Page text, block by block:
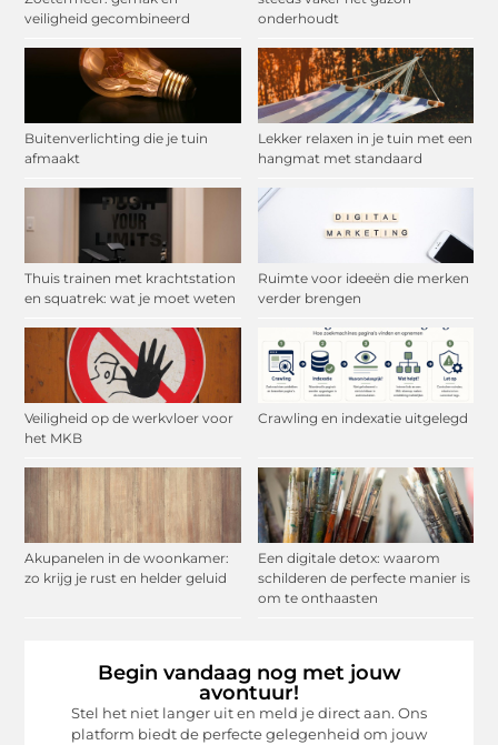
veiligheid gecombineerd
onderhoudt
Buitenverlichting die je tuin
afmaakt
Lekker relaxen in je tuin met een
hangmat met standaard
Thuis trainen met krachtstation
en squatrek: wat je moet weten
Ruimte voor ideeën die merken
verder brengen
Veiligheid op de werkvloer voor
het MKB
Crawling en indexatie uitgelegd
Akupanelen in de woonkamer:
zo krijg je rust en helder geluid
Een digitale detox: waarom
schilderen de perfecte manier is
om te onthaasten
Begin vandaag nog met jouw
avontuur!
Stel het niet langer uit en meld je direct aan. Ons
platform biedt de perfecte gelegenheid om jouw